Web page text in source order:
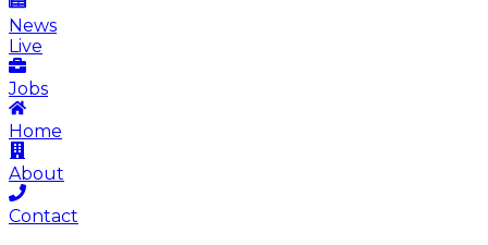
News
Live
Jobs
Home
About
Contact